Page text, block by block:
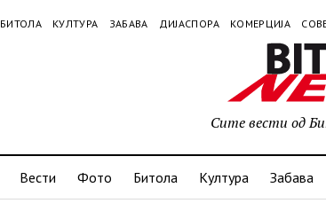
БИТОЛА КУЛТУРА ЗАБАВА ДИЈАСПОРА КОМЕРЦИЈА
Сите вести од
Вести Фото Битола Култура Забава